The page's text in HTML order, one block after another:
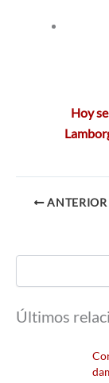
Hoy
ANTERIOR
Últimos